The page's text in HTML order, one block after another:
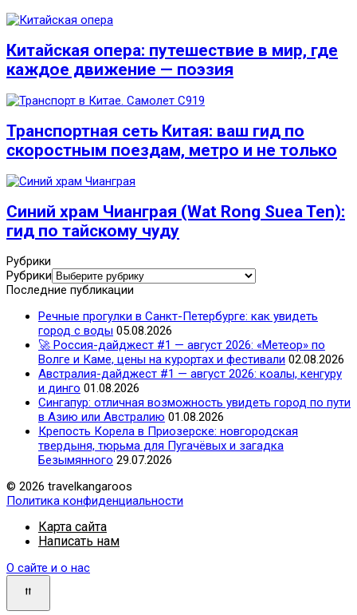
Китайская опера: путешествие в мир, где
каждое движение — поэзия
Транспортная сеть Китая: ваш гид по
скоростным поездам, метро и не только
Синий храм Чианграя (Wat Rong Suea Ten):
гид по тайскому чуду
Рубрики
Рубрики
Последние публикации
Речные прогулки в Санкт-Петербурге: как увидеть
город с воды 05.08.2026
🚀 Россия-дайджест #1 — август 2026: «Метеор» по
Волге и Каме, цены на курортах и фестивали 02.08.2026
Австралия-дайджест #1 — август 2026: коалы, кенгуру
и динго 01.08.2026
Сингапур: отличная возможность увидеть город по пути
в Азию или Австралию 01.08.2026
Крепость Корела в Приозерске: новгородская
твердыня, тюрьма для Пугачёвых и загадка
Безымянного 29.07.2026
© 2026 travelkangaroos
Политика конфиденциальности
Карта сайта
Написать нам
О сайте и о нас